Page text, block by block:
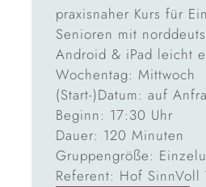
praxisnaher Kurs für
Senioren mit
Android & iPad leicht
Wochentag: Mittwoch
(Start-)Datum: auf
Beginn: 17:30 Uhr
Dauer: 120 Minuten
Gruppengröße:
Referent: Hof SinnVoll